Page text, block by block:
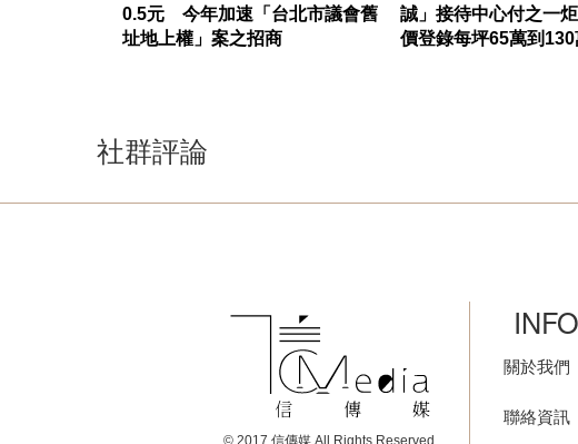
0.5元 今年加速「台北市議會舊
址地上權」案之招商
誠」接待中心付之一
價登錄每坪65萬到130
社群評論
© 2017 信傳媒 All Rights Reserved.
關於我們
聯絡資訊